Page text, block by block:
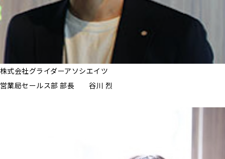
株式会社グライダーアソシエイツ
営業局セールス部 部長 谷川 烈